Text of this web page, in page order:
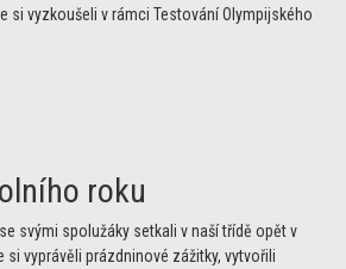
si vyzkoušeli v rámci Testování Olympijského
roku
svými spolužáky setkali v naší třídě opět v
vyprávěli prázdninové zážitky, vytvořili